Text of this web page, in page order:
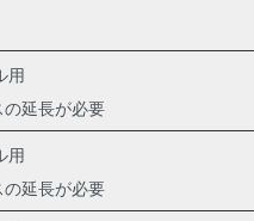
用
延長が必要
用
延長が必要